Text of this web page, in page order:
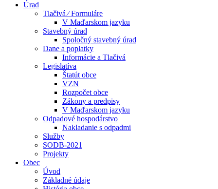
Úrad
Tlačivá ⁄ Formuláre
V Maďarskom jazyku
Stavebný úrad
Spoločný stavebný úrad
Dane a poplatky
Informácie a Tlačivá
Legislatíva
Štatút obce
VZN
Rozpočet obce
Zákony a predpisy
V Maďarskom jazyku
Odpadové hospodárstvo
Nakladanie s odpadmi
Služby
SODB-2021
Projekty
Obec
Úvod
Základné údaje